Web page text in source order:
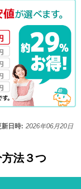
新日時: 2026年06月20日
法３つ